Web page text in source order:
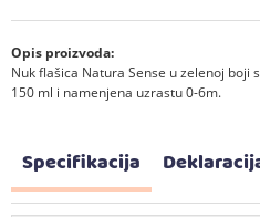
Opis proizvoda:
Nuk flašica Natura Sense u zelenoj
150 ml i namenjena uzrastu 0-6m.
Specifikacija